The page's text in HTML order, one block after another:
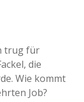
trug für
die
Wie kommt
Job?